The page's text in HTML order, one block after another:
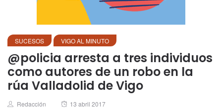
SUCESOS VIGO AL MINUTO
@policia arresta a tres individuos
como autores de un robo en la
rúa Valladolid de Vigo
Author
Redacción
Posted
13 abril 2017